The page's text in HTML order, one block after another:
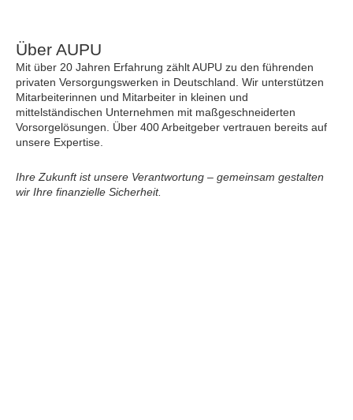
Über AUPU
Mit über 20 Jahren Erfahrung zählt AUPU zu den führenden
privaten Versorgungswerken in Deutschland. Wir unterstützen
Mitarbeiterinnen und Mitarbeiter in kleinen und
mittelständischen Unternehmen mit maßgeschneiderten
Vorsorgelösungen. Über 400 Arbeitgeber vertrauen bereits auf
unsere Expertise.
Ihre Zukunft ist unsere Verantwortung – gemeinsam gestalten
wir Ihre finanzielle Sicherheit.